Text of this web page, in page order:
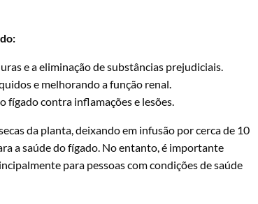
e a eliminação de substâncias prejudiciais.
e melhorando a função renal.
contra inflamações e lesões.
da planta, deixando em infusão por cerca de 10
a saúde do fígado. No entanto, é importante
para pessoas com condições de saúde